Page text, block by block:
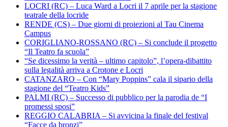
LOCRI (RC) – Luca Ward a Locri il 7 aprile per la stagione
teatrale della locride
RENDE (CS) – Due giorni di proiezioni al Tau Cinema
Campus
CORIGLIANO-ROSSANO (RC) – Si conclude il progetto
“Il Teatro fa scuola”
“Se dicessimo la verità – ultimo capitolo”, l’opera-dibattito
sulla legalità arriva a Crotone e Locri
CATANZARO – Con “Mary Poppins” cala il sipario della
stagione del “Teatro Kids”
PALMI (RC) – Successo di pubblico per la parodia de “I
promessi sposi”
REGGIO CALABRIA – Si avvicina la finale del festival
“Facce da bronzi”